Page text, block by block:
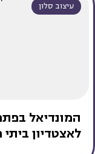
עיצוב סלון
המונדיאל
לאצטדיון